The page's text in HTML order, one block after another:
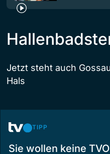
Jetzt steht auch
Hals
TIPP
Sie wollen keine